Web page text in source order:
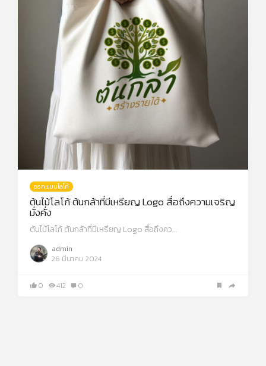
ออกแบบโลโก้
ต้นไม้โลโก้ ต้นกล้าที่มีเหรียญ Logo สื่อถึงความเจริญ
มั่งคั่ง
ต้นไม้โลโก้ ต้นกล้าที่มีเหรียญ Logo สื่อถึงคว…
admin
26 มีนาคม 2024
0 412 0